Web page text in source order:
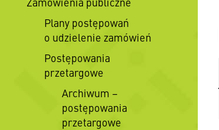
Plany postępowań
o udzielenie zamówień
Postępowania
przetargowe
Archiwum –
postępowania
przetargowe